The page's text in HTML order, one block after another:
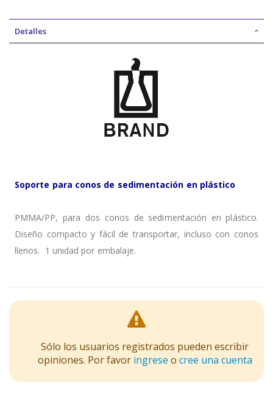
Detalles
Soporte para conos de sedimentación en plástico
PMMA/PP, para dos conos de sedimentación en plástico.
Diseño compacto y fácil de transportar, incluso con conos
llenos. 1 unidad por embalaje.
Sólo los usuarios registrados pueden escribir
opiniones. Por favor ingrese o cree una cuenta